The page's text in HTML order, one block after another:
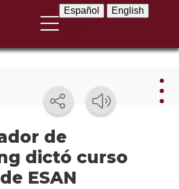
Español English
de
dictó curso
ESAN